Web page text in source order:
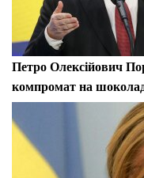
Петро Олексійович
компромат на